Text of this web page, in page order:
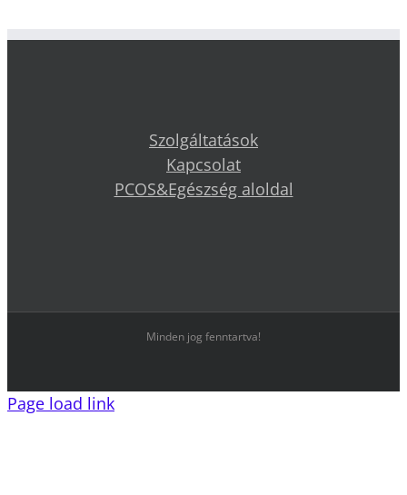
Szolgáltatások
Kapcsolat
PCOS&Egészség aloldal
Minden jog fenntartva!
Page load link